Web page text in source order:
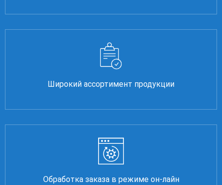
Широкий ассортимент продукции
Обработка заказа в режиме он-лайн